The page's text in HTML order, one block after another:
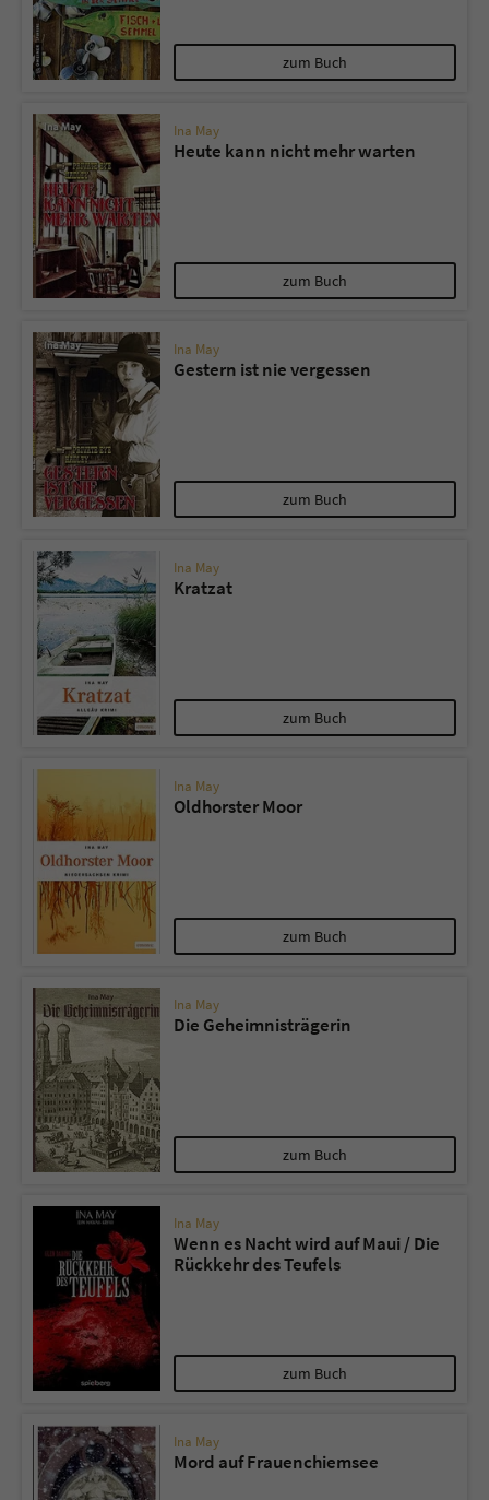
zum Buch
Ina May
Heute kann nicht mehr warten
zum Buch
Ina May
Gestern ist nie vergessen
zum Buch
Ina May
Kratzat
zum Buch
Ina May
Oldhorster Moor
zum Buch
Ina May
Die Geheimnisträgerin
zum Buch
Ina May
Wenn es Nacht wird auf Maui / Die
Rückkehr des Teufels
zum Buch
Ina May
Mord auf Frauenchiemsee
Name tx_pwcomments_ahash
Laufzeit 1 Jahr
Zweck Cookie für Kommentare einzelner Buchtitel
Name fe_typo_user
Laufzeit Session
Zweck
Dieses Cookie gewährleistet die
Benutzer. Es wird benötigt um z. B. den
Sicherheitscode des Kontaktformulars zu
überprüfen.